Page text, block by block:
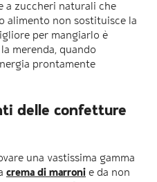
a zuccheri naturali che
alimento non sostituisce la
per mangiarlo è
merenda, quando
prontamente
delle confetture
una vastissima gamma
crema di marroni e da non